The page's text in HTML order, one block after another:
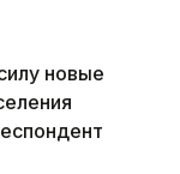
новые